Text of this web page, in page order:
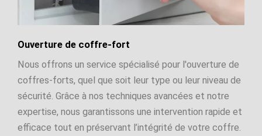
Ouverture de coffre-fort
Nous offrons un service spécialisé pour l'ouverture de
coffres-forts, quel que soit leur type ou leur niveau de
sécurité. Grâce à nos techniques avancées et notre
expertise, nous garantissons une intervention rapide et
efficace tout en préservant l’intégrité de votre coffre.